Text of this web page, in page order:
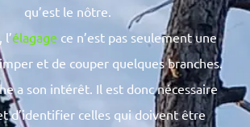
qu’est le nôtre.
élagage ce n’est pas seulement une
et de couper quelques branches.
a son intérêt. Il est donc nécessaire
d’identifier celles qui doivent être